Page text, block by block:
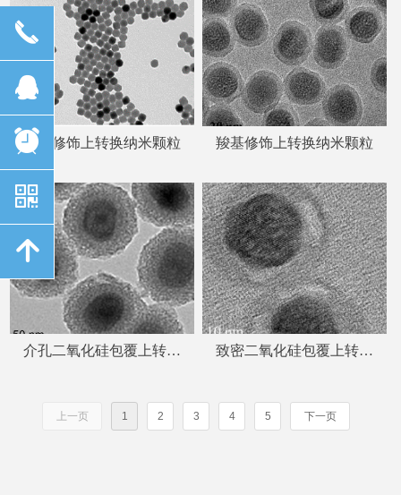
氨基修饰上转换纳米颗粒 羧基修饰上转换纳米颗粒
介孔二氧化硅包覆上转换
致密二氧化硅包覆上转换
上一页 1 2 3 4 5 下一页
끅
뀩
뀥
낃
녕